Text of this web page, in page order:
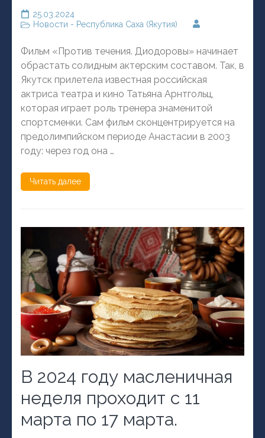
25.03.2024
Новости - Республика Саха (Якутия)
Фильм «Против течения. Диодоровы» начинает
обрастать солидным актерским составом. Так, в
Якутск прилетела известная российская
актриса театра и кино Татьяна Арнтгольц,
которая играет роль тренера знаменитой
спортсменки. Сам фильм сконцентрируется на
предолимпийском периоде Анастасии в 2003
году: через год она …
Читать далее
В 2024 году масленичная
неделя проходит с 11
марта по 17 марта.